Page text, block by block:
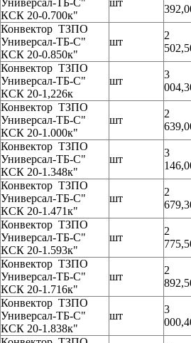
КСК 20-0.700к"
Конвектор ТЗПО
Универсал-ТБ-С"
КСК 20-0.850к"
шт
2
Конвектор ТЗПО
Универсал-ТБ-С"
КСК 20-1,226к
шт
3
Конвектор ТЗПО
Универсал-ТБ-С"
КСК 20-1.000к"
шт
2
Конвектор ТЗПО
Универсал-ТБ-С"
КСК 20-1.348к"
шт
3
Конвектор ТЗПО
Универсал-ТБ-С"
КСК 20-1.471к"
шт
2
Конвектор ТЗПО
Универсал-ТБ-С"
КСК 20-1.593к"
шт
2
Конвектор ТЗПО
Универсал-ТБ-С"
КСК 20-1.716к"
шт
2
Конвектор ТЗПО
Универсал-ТБ-С"
КСК 20-1.838к"
шт
3